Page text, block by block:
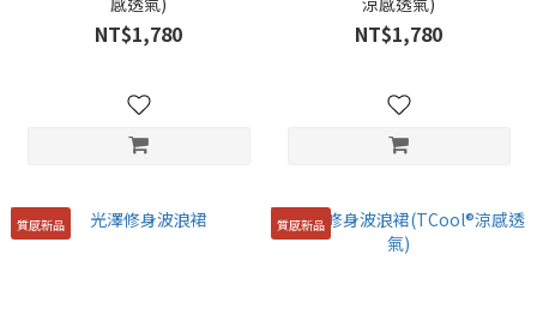
NT$1,780 NT$1,780
質感新品 質感新品